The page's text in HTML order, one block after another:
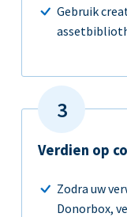
Gebruik
Verdien op
Zodra uw
Donorbox,